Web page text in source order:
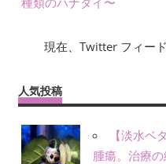
現在、Twitter フィー
人気投稿
【淡水ベ
腫瘍。治療